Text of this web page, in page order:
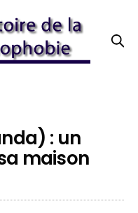
: un
maison